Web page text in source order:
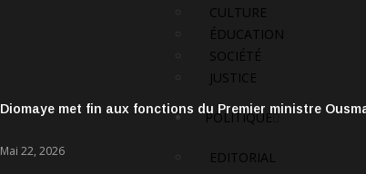
CULTURE
ÉDUCATION
SOCIÉTÉ
JUSTICE
POLITIQUE
EDITORIAL
Diomaye met fin aux fonctions du Premier ministre
Mai 22, 2026